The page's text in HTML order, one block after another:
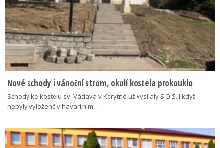
Nové schody i vánoční strom, okolí kostela prokouklo
Schody ke kostelu sv. Václava v Korytné už vysílaly S.O.S. I když
nebyly vyloženě v havarijním…